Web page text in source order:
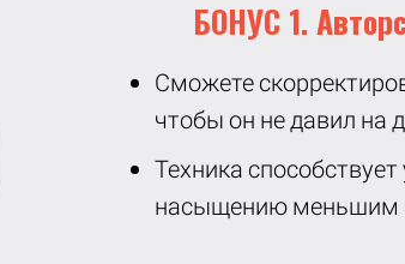
БОНУС 1.
Сможете
чтобы он не давил на
Техника
насыщению меньшим